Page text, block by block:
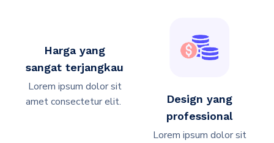
Harga yang
sangat terjangkau
Lorem ipsum dolor sit
amet consectetur elit. ​
Design yang
professional
Lorem ipsum dolor sit